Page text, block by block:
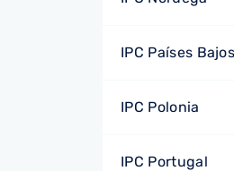
IPC Países Bajos
IPC Polonia
IPC Portugal